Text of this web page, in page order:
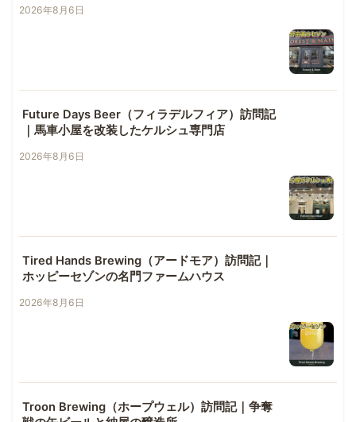
2026年8月6日
Future Days Beer（フィラデルフィア）訪問記
｜馬車小屋を改装したケルシュ専門店
2026年8月6日
Tired Hands Brewing（アードモア）訪問記｜
ホッピーセゾンの名門ファームハウス
2026年8月6日
Troon Brewing（ホープウェル）訪問記｜争奪